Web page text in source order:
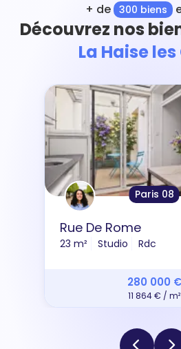
+ de 300 biens
Découvrez nos
La Haise
Paris 08
Rue De Rome
23 m² Studio Rdc
280 000 €
11 864 € / m²